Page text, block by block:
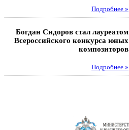
Подробнее »
Богдан Сидоров стал лауреатом
Всероссийского конкурса юных
композиторов
Подробнее »